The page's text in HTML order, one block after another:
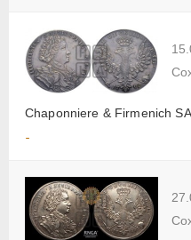
Chaponniere & Firmenich
-